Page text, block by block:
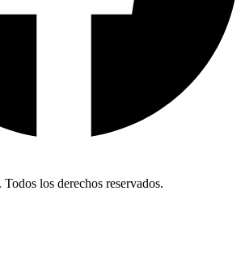
los derechos reservados.